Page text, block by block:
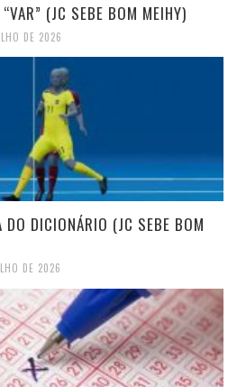
(JC SEBE BOM MEIHY)
DE 2026
DO DICIONÁRIO (JC SEBE BOM
DE 2026